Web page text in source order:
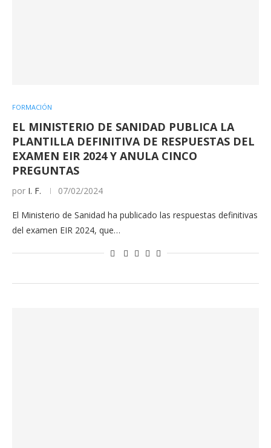
FORMACIÓN
EL MINISTERIO DE SANIDAD PUBLICA LA
PLANTILLA DEFINITIVA DE RESPUESTAS DEL
EXAMEN EIR 2024 Y ANULA CINCO
PREGUNTAS
por I. F. 07/02/2024
El Ministerio de Sanidad ha publicado las respuestas definitivas
del examen EIR 2024, que…